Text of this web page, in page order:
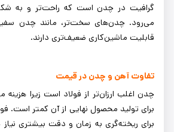
گرافیت در چدن است که راحت‌تر و به
می‌رود. چدن‌های سخت‌تر، مانند چدن
قابلیت ماشین‌کاری ضعیف‌تری دارند.
تفاوت آهن و چدن در قیمت
چدن اغلب ارزان‌تر از فولاد است زیرا هزینه
برای تولید محصول نهایی از آن کمتر است.
برای ریخته‌گری به زمان و دقت بیشتری نیاز